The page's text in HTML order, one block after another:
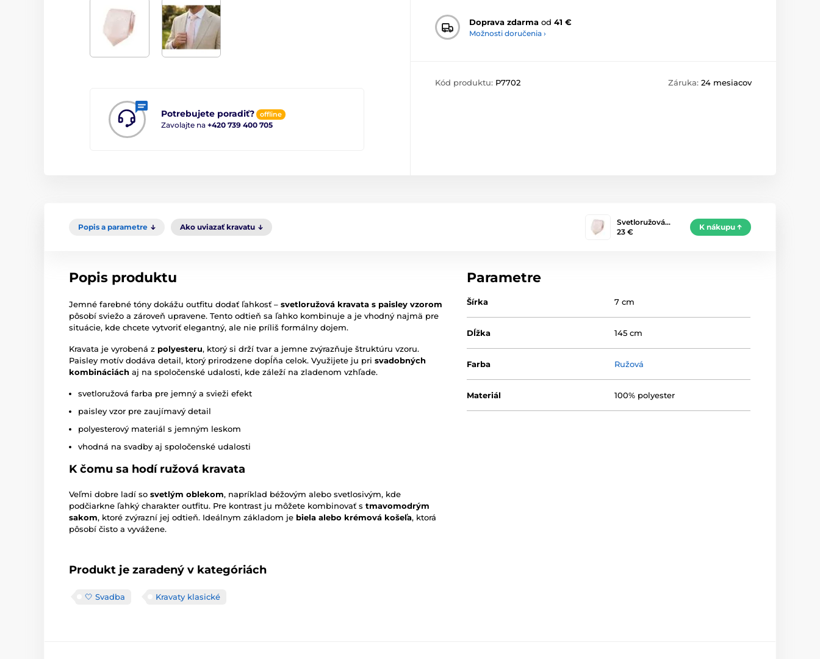
Potrebujete poradiť? offline
Zavolajte na +420 739 400 705
Doprava zdarma od 41 €
Možnosti doručenia ›
Kód produktu: P7702 Záruka: 24 mesiacov
Popis a parametre Ako uviazať kravatu
Svetloružová…
23 €
K nákupu
Popis produktu
Jemné farebné tóny dokážu outfitu dodať ľahkosť – svetloružová kravata s paisley vzorom
pôsobí sviežo a zároveň upravene. Tento odtieň sa ľahko kombinuje a je vhodný najmä pre
situácie, kde chcete vytvoriť elegantný, ale nie príliš formálny dojem.
Kravata je vyrobená z polyesteru, ktorý si drží tvar a jemne zvýrazňuje štruktúru vzoru.
Paisley motív dodáva detail, ktorý prirodzene dopĺňa celok. Využijete ju pri svadobných
kombináciách aj na spoločenské udalosti, kde záleží na zladenom vzhľade.
svetloružová farba pre jemný a svieži efekt
paisley vzor pre zaujímavý detail
polyesterový materiál s jemným leskom
vhodná na svadby aj spoločenské udalosti
K čomu sa hodí ružová kravata
Veľmi dobre ladí so svetlým oblekom, napríklad béžovým alebo svetlosivým, kde
podčiarkne ľahký charakter outfitu. Pre kontrast ju môžete kombinovať s tmavomodrým
sakom, ktoré zvýrazní jej odtieň. Ideálnym základom je biela alebo krémová košeľa, ktorá
pôsobí čisto a vyvážene.
Produkt je zaradený v kategóriách
🤍 Svadba Kravaty klasické
Parametre
Šírka 7 cm
Dĺžka 145 cm
Farba Ružová
Materiál 100% polyester